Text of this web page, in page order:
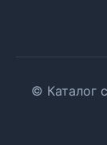
© Каталог